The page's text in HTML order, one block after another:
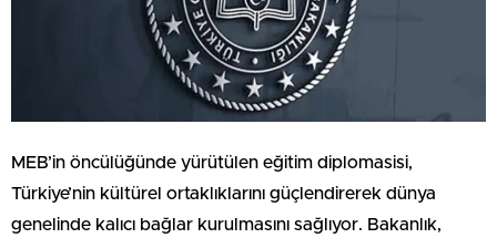
MEB’in öncülüğünde yürütülen eğitim diplomasisi,
Türkiye’nin kültürel ortaklıklarını güçlendirerek dünya
genelinde kalıcı bağlar kurulmasını sağlıyor. Bakanlık,